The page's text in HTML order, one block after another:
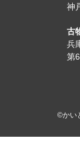
神
古
兵
第
©かい